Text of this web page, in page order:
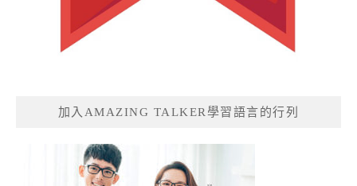
加入AMAZING TALKER學習語言的行列